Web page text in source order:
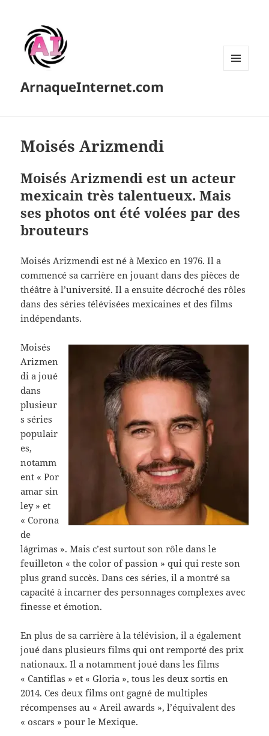
ArnaqueInternet.com
Moisés Arizmendi
Moisés Arizmendi est un acteur
mexicain très talentueux. Mais
ses photos ont été volées par des
brouteurs
Moisés Arizmendi est né à Mexico en 1976. Il a
commencé sa carrière en jouant dans des pièces de
théâtre à l’université. Il a ensuite décroché des rôles
dans des séries télévisées mexicaines et des films
indépendants.
Moisés
Arizmen
di a joué
dans
plusieur
s séries
populair
es,
notamm
ent « Por
amar sin
ley » et
« Corona
de
lágrimas ». Mais c’est surtout son rôle dans le
feuilleton « the color of passion » qui qui reste son
plus grand succès. Dans ces séries, il a montré sa
capacité à incarner des personnages complexes avec
finesse et émotion.
En plus de sa carrière à la télévision, il a également
joué dans plusieurs films qui ont remporté des prix
nationaux. Il a notamment joué dans les films
« Cantiflas » et « Gloria », tous les deux sortis en
2014. Ces deux films ont gagné de multiples
récompenses au « Areil awards », l’équivalent des
« oscars » pour le Mexique.